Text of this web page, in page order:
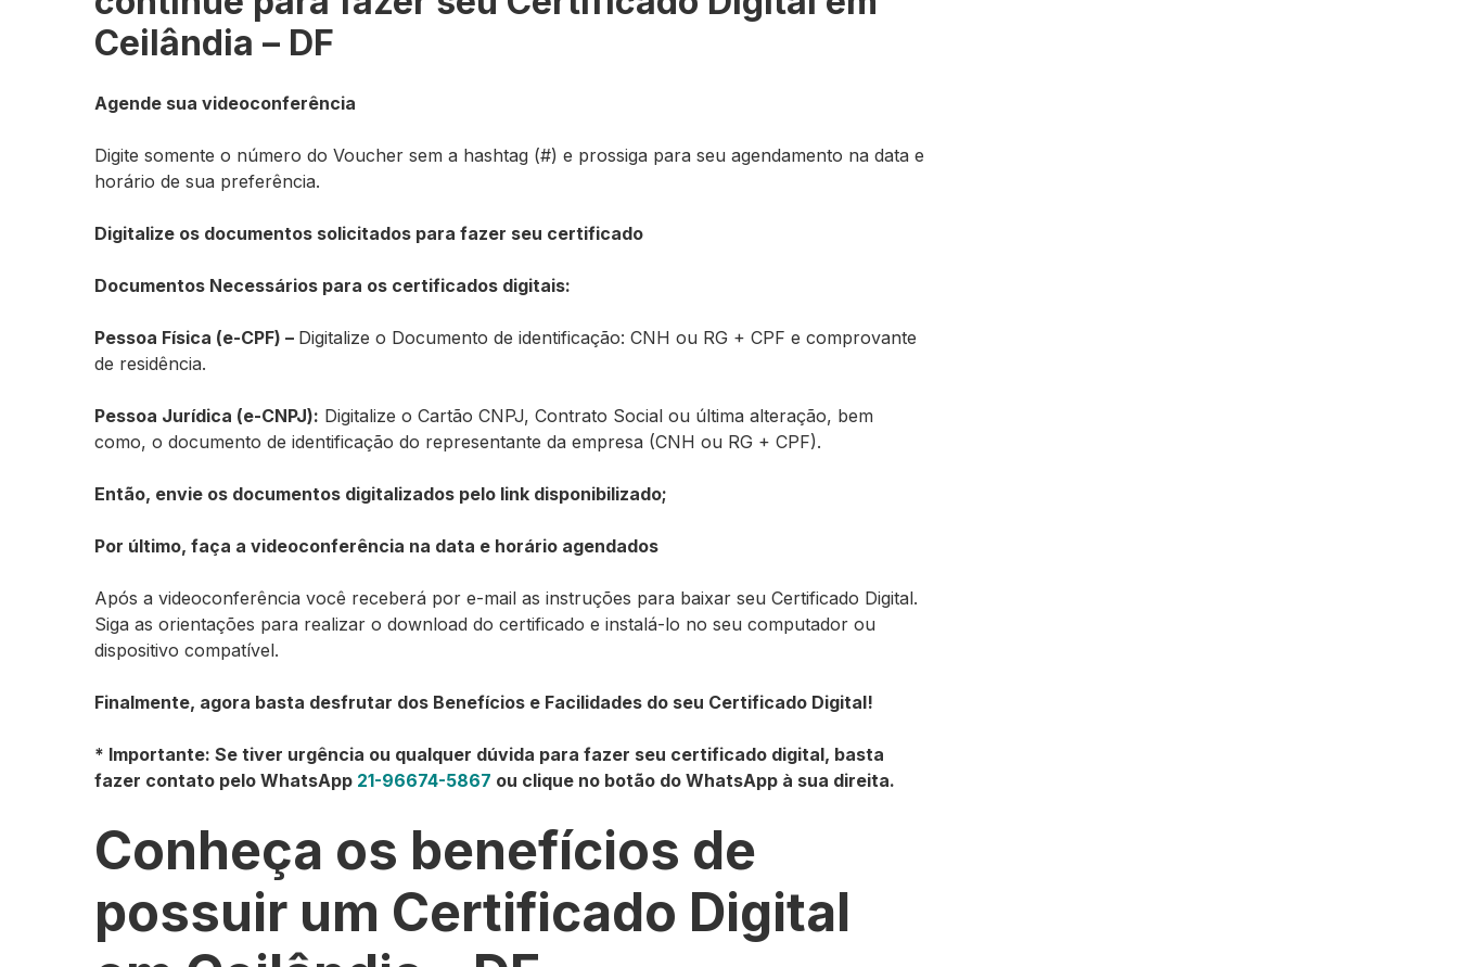
Ceilândia – DF
Agende sua videoconferência
Digite somente o número do Voucher sem a hashtag (#) e prossiga para seu agendamento na data e
horário de sua preferência.
Digitalize os documentos solicitados para fazer seu certificado
Documentos Necessários para os certificados digitais:
Pessoa Física (e-CPF) – Digitalize o Documento de identificação: CNH ou RG + CPF e comprovante
de residência.
Pessoa Jurídica (e-CNPJ): Digitalize o Cartão CNPJ, Contrato Social ou última alteração, bem
como, o documento de identificação do representante da empresa (CNH ou RG + CPF).
Então, envie os documentos digitalizados pelo link disponibilizado;
Por último, faça a videoconferência na data e horário agendados
Após a videoconferência você receberá por e-mail as instruções para baixar seu Certificado Digital.
Siga as orientações para realizar o download do certificado e instalá-lo no seu computador ou
dispositivo compatível.
Finalmente, agora basta desfrutar dos Benefícios e Facilidades do seu Certificado Digital!
* Importante: Se tiver urgência ou qualquer dúvida para fazer seu certificado digital, basta
fazer contato pelo WhatsApp 21-96674-5867 ou clique no botão do WhatsApp à sua direita.
Conheça os benefícios de
possuir um Certificado Digital